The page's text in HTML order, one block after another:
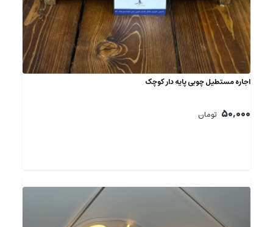
اجاره مستطیل چوبی پایه دار کوچک
50,000 تومان